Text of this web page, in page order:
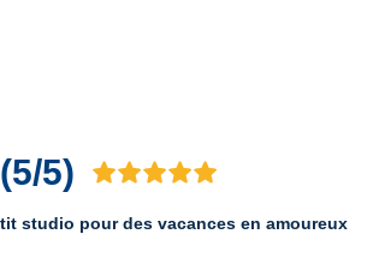
5) Avis 5 sur 5
studio pour des vacances en amoureux